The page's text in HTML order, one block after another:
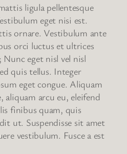
ligula pellentesque
eget nisi est.
ornare. Vestibulum ante
orci luctus et ultrices
Nunc eget nisl vel nisl
quis tellus. Integer
eget congue. Aliquam
aliquam arcu eu, eleifend
finibus quam, quis
ut. Suspendisse sit amet
vestibulum. Fusce a est